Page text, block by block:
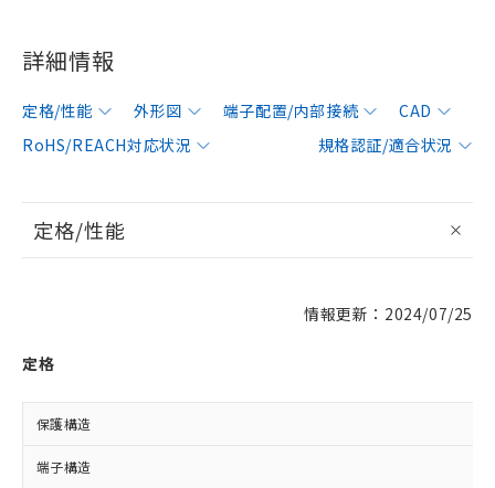
詳細情報
定格/性能 外形図 端子配置/内部接続
CAD
RoHS/REACH対応状況
規格認証/適合状況
定格/性能
情報更新：2024/07/25
定格
保護構造
端子構造